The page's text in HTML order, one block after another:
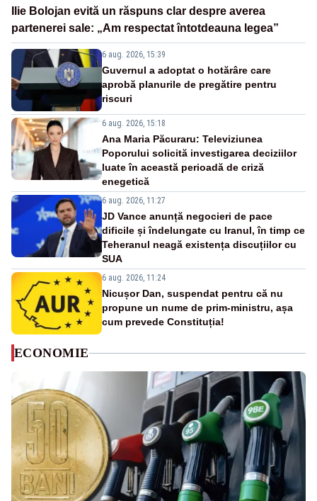
Ilie Bolojan evită un răspuns clar despre averea
partenerei sale: „Am respectat întotdeauna legea”
6 aug. 2026, 15:39
Guvernul a adoptat o hotărâre care
aprobă planurile de pregătire pentru
riscuri
6 aug. 2026, 15:18
Ana Maria Păcuraru: Televiziunea
Poporului solicită investigarea deciziilor
luate în această perioadă de criză
enegetică
6 aug. 2026, 11:27
JD Vance anunță negocieri de pace
dificile și îndelungate cu Iranul, în timp ce
Teheranul neagă existența discuțiilor cu
SUA
6 aug. 2026, 11:24
Nicușor Dan, suspendat pentru că nu
propune un nume de prim-ministru, așa
cum prevede Constituția!
ECONOMIE